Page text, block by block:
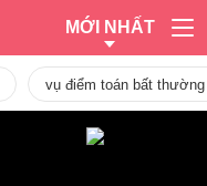
MỚI NHẤT
vụ điểm toán bất